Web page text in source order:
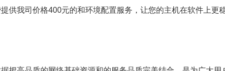
供我司价格400元的和环境配置服务，让您的主机在软件上更